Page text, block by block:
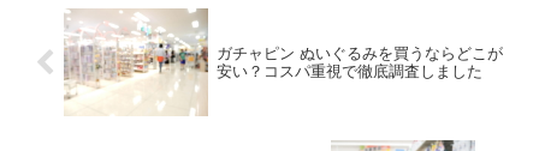
ガチャピン ぬいぐるみを買うならどこが
安い？コスパ重視で徹底調査しました